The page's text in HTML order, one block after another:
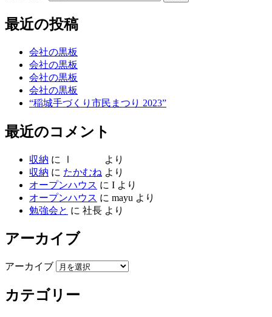
最近の投稿
会社の黒板
会社の黒板
会社の黒板
会社の黒板
“稲城手づくり市民まつり 2023”
最近のコメント
収納 に Ⅰ
より
収納 に たかむね より
オープンハウス に I より
オープンハウス に mayu より
勉強会と に 社長 より
アーカイブ
アーカイブ
カテゴリー